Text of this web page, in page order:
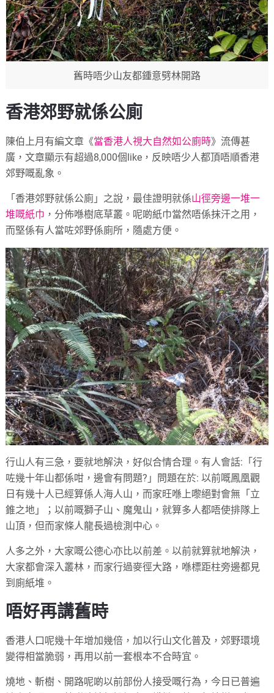
舊時唔少山友都鍾意劈林開路
香港郊野就係公廁
陳伯上月有編文章《當香港人視大自然如公廁時》流傳甚
廣，文章顯示有超過8,000個like，反映唔少人都頂唔順香港
郊野嘅亂象。
「香港郊野就係公廁」之說，最佳證明就係山徑旁邊一堆一
堆嘅紙巾 ，分佈喺樹底草叢。呢啲紙巾當然唔係抹汗之用，
而堅係有人當咗郊野係廁所，隨處方便。
行山人有三急，要就地解決，好似合情合理。有人會話:「行
咗幾十年山都係咁，邊會有問題?」問題在於: 以前嘅鳳凰觀
日有幾十人已經算係人海人山，而家旺喺上嚟絕對會無「立
錐之地」；以前嘅獅子山、魔鬼山，就算多人都唔使排隊上
山頂，但而家條人龍長過檢測中心。
人多之外，大家嘅公德心亦比以前差。以前就算就地解決，
大家都會深入叢林，而家行過麥徑大路，喺標距柱旁邊都見
到廁紙堆。
唔好再講舊時
香港人口呢幾十年增加幾倍，加以行山文化普及，郊野環境
變得相當脆弱，再用以前一套根本不合時宜。
燒地、斬樹、開路呢啲以前部份人接受嘅行為，今日已普遍